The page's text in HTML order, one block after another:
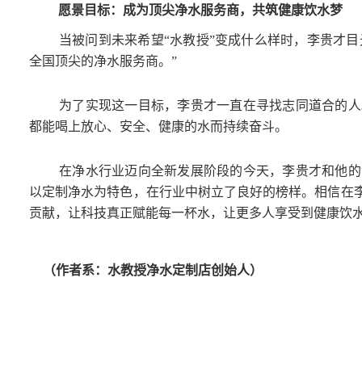
愿景目标：成为顶尖净水服务商，共筑健康饮水梦
当被问到未来希望“水教授”变成什么样时，李贵才
全国顶尖的净水服务商。”
为了实现这一目标，李贵才一直在寻找志同道合的
都能喝上放心、安全、健康的水而持续奋斗。
在净水行业迈向全新发展阶段的今天，李贵才和他
以定制净水为特色，在行业中树立了良好的榜样。相信
贡献，让科技真正赋能每一杯水，让更多人享受到健康饮
（作者系：水教授净水定制店创始人）